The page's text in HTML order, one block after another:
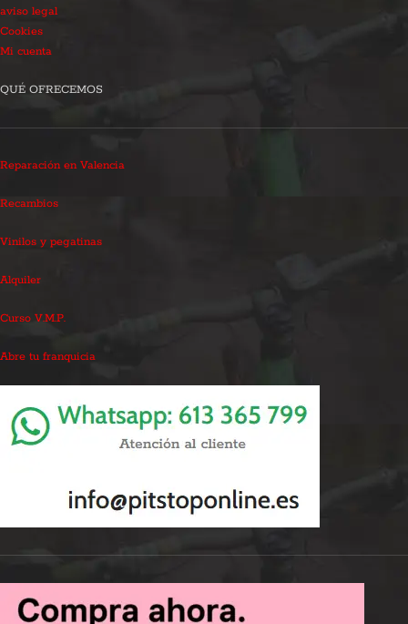
aviso legal
Cookies
Mi cuenta
QUÉ OFRECEMOS
Reparación en Valencia
Recambios
Vinilos y pegatinas
Alquiler
Curso V.M.P.
Abre tu franquicia